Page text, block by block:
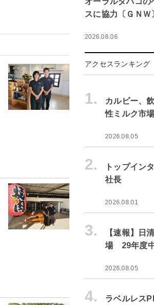
スに協力〔ＧＮＷ
2026.08.06
アクセスランキング
1.
カルビー、
性ミルク市
2026.08.05
2.
トップイン
社長
2026.08.01
3.
【速報】日
場 29年度
2026.08.05
4. ラベルレス